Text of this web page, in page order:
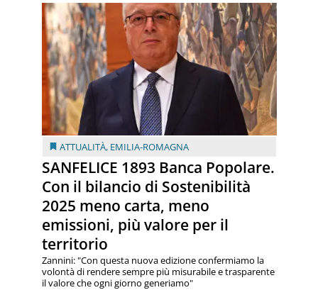
ATTUALITÀ, EMILIA-ROMAGNA
SANFELICE 1893 Banca Popolare.
Con il bilancio di Sostenibilità
2025 meno carta, meno
emissioni, più valore per il
territorio
Zannini: "Con questa nuova edizione confermiamo la
volontà di rendere sempre più misurabile e trasparente
il valore che ogni giorno generiamo"